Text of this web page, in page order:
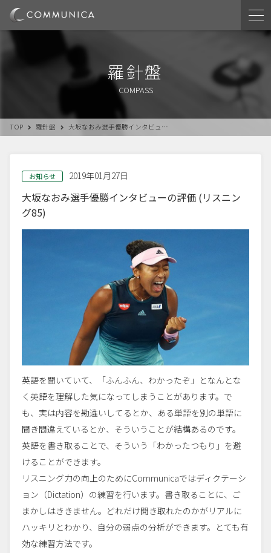
羅針盤
COMPASS
TOP 羅針盤 大坂なおみ選手優勝インタビュ…
お知らせ 2019年01月27日
大坂なおみ選手優勝インタビューの評価 (リスニン
グ85)
英語を聞いていて、「ふんふん、わかったぞ」となんとな
く英語を理解した気になってしまうことがあります。で
も、実は内容を勘違いしてるとか、ある単語を別の単語に
聞き間違えているとか、そういうことが結構あるのです。
英語を書き取ることで、そういう「わかったつもり」を避
けることができます。
リスニング力の向上のためにCommunicaではディクテーシ
ョン（Dictation）の練習を行います。書き取ることに、ご
まかしはききません。どれだけ聞き取れたのかがリアルに
ハッキリとわかり、自分の弱点の分析ができます。とても有
効な練習方法です。